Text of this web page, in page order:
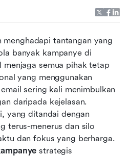
menghadapi tantangan yang
banyak kampanye di
menjaga semua pihak tetap
yang menggunakan
sering kali menimbulkan
daripada kejelasan.
yang ditandai dengan
terus-menerus dan silo
dan fokus yang berharga.
strategis
kampanye itu penting
kampanye strategis
terbaik pada tahun
manajemen kampanye
dalam 6 langkah